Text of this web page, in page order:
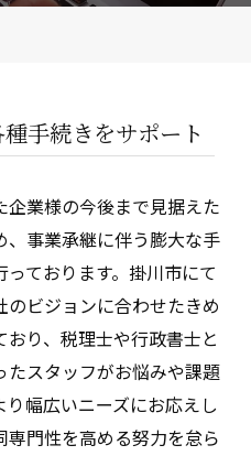
手続きをサポート
業様の今後まで見据えた
事業承継に伴う膨大な手
ております。掛川市にて
ビジョンに合わせたきめ
り、税理士や行政書士と
たスタッフがお悩みや課題
幅広いニーズにお応えし
門性を高める努力を怠ら